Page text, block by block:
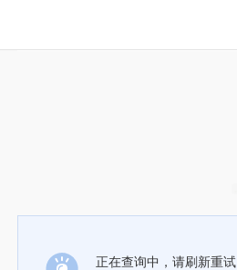
正在查询中，请刷新重试